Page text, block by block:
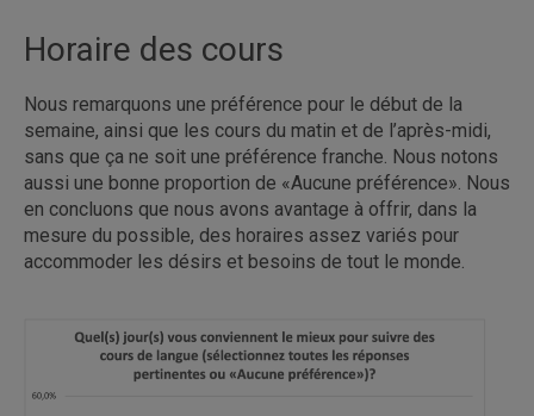
Horaire des cours
Nous remarquons une préférence pour le début de la
semaine, ainsi que les cours du matin et de l’après-midi,
sans que ça ne soit une préférence franche. Nous notons
aussi une bonne proportion de «Aucune préférence». Nous
en concluons que nous avons avantage à offrir, dans la
mesure du possible, des horaires assez variés pour
accommoder les désirs et besoins de tout le monde.